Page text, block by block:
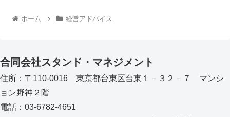
ホーム 経営アドバイス
合同会社スタンド・マネジメント
住所：〒110-0016 東京都台東区台東１－３２－７ マンシ
ョン野神２階
電話：03-6782-4651